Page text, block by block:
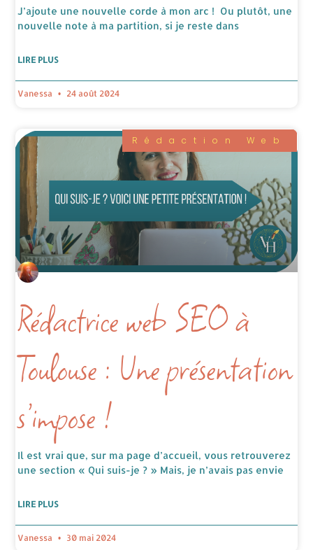
J’ajoute une nouvelle corde à mon arc ! Ou plutôt, une
nouvelle note à ma partition, si je reste dans
LIRE PLUS
Vanessa 24 août 2024
Rédaction Web
Rédactrice web SEO à
Toulouse : Une présentation
s’impose !
Il est vrai que, sur ma page d’accueil, vous retrouverez
une section « Qui suis-je ? » Mais, je n’avais pas envie
LIRE PLUS
Vanessa 30 mai 2024